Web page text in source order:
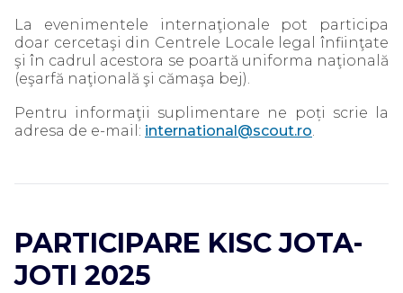
La evenimentele internaţionale pot participa
doar cercetaşi din Centrele Locale legal înfiinţate
şi în cadrul acestora se poartă uniforma naţională
(eşarfă naţională şi cămaşa bej).
Pentru informaţii suplimentare ne poți scrie la
adresa de e-mail: international@scout.ro
PARTICIPARE KISC JOTA-
JOTI 2025